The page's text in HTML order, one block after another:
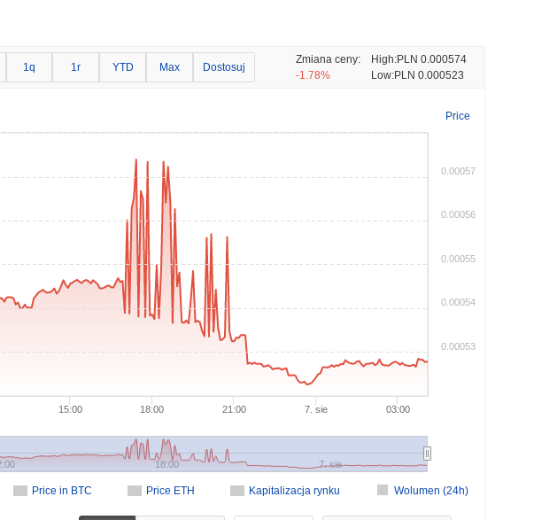
1q 1r YTD Max Dostosuj
Zmiana ceny:
-1.78%
High:PLN 0.000574
Low:PLN 0.000523
Price
Price in BTC Price ETH Kapitalizacja rynku Wolumen (24h)
15:00 18:00 21:00 7. sie 03:00
18:00 7. sie
0.00053
0.00054
0.00055
0.00056
0.00057